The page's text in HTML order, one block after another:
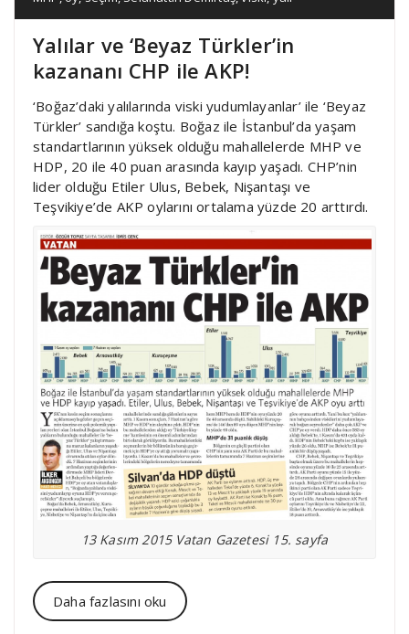
Yalılar ve ‘Beyaz Türkler’in
kazananı CHP ile AKP!
‘Boğaz’daki yalılarında viski yudumlayanlar’ ile ‘Beyaz
Türkler’ sandığa koştu. Boğaz ile İstanbul’da yaşam
standartlarının yüksek olduğu mahallelerde MHP ve
HDP, 20 ile 40 puan arasında kayıp yaşadı. CHP’nin
lider olduğu Etiler Ulus, Bebek, Nişantaşı ve
Teşvikiye’de AKP oylarını ortalama yüzde 20 arttırdı.
13 Kasım 2015 Vatan Gazetesi 15. sayfa
Daha fazlasını oku